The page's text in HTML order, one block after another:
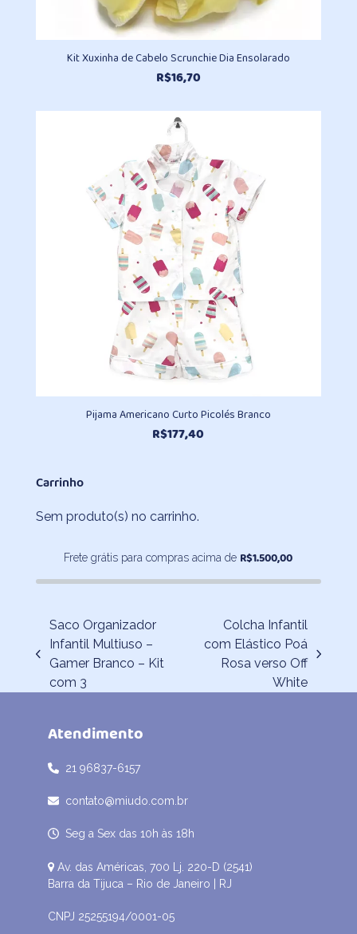
Kit Xuxinha de Cabelo Scrunchie Dia Ensolarado
R$16,70
Pijama Americano Curto Picolés Branco
R$177,40
Carrinho
Sem produto(s) no carrinho.
Frete grátis para compras acima de R$1.500,00
previous
post:
Saco Organizador
Infantil Multiuso –
Gamer Branco – Kit
com 3
Colcha Infantil
com Elástico Poá
Rosa verso Off
White
Atendimento
21 96837-6157
contato@miudo.com.br
Seg a Sex das 10h às 18h
Av. das Américas, 700 Lj. 220-D (2541)
Barra da Tijuca – Rio de Janeiro | RJ
CNPJ 25255194/0001-05